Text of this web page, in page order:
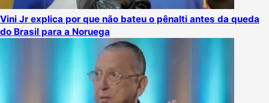
Vini Jr explica por que não bateu o pênalti antes da queda
do Brasil para a Noruega